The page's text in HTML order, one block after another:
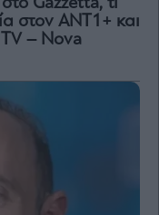
στον ΑΝΤ1+ και
TV – Nova